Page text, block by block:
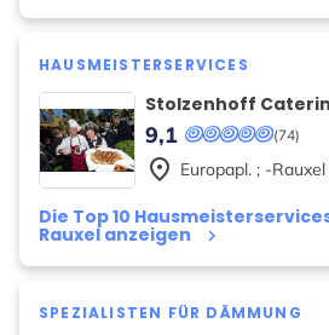
HAUSMEISTERSERVICES
Stolzenhoff
(74)
9,1
Die Top 10
Rauxel anzeigen keyboard_arrow_right
place Europapl. ; -Rauxel
SPEZIALISTEN FÜR DÄMMUNG